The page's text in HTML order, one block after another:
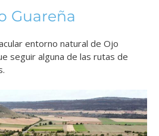
Guareña
entorno natural de Ojo
seguir alguna de las rutas de